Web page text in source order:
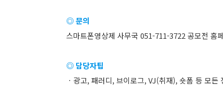
◎ 문의
스마트폰영상제 사무국 051-711-3722 공모전 홈
◎ 담당자팁
ㆍ광고, 패러디, 브이로그, VJ(취재), 숏폼 등 모든